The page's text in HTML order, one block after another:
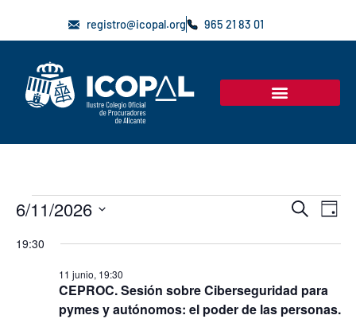
registro@icopal.org 965 21 83 01
de
BuscarDía
6/11/2026
la
fecha.
19:30
CEPROC. Sesión sobre Ciberseguridad para
pymes y autónomos: el poder de las personas.
11 junio, 19:30